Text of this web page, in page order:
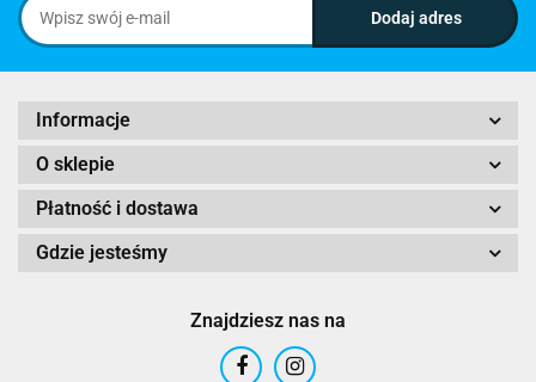
Informacje
O sklepie
Płatność i dostawa
Gdzie jesteśmy
Znajdziesz nas na